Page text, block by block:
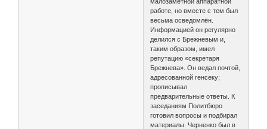
работе, но вместе с тем был
весьма осведомлён.
Информацией он регулярно
делился с Брежневым и,
таким образом, имел
репутацию «секретаря
Брежнева». Он ведал почтой,
адресованной генсеку;
прописывал
предварительные ответы. К
заседаниям Политбюро
готовил вопросы и подбирал
материалы. Черненко был в